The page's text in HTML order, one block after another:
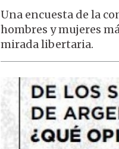
Una encuesta de la
hombres y mujeres
mirada libertaria.